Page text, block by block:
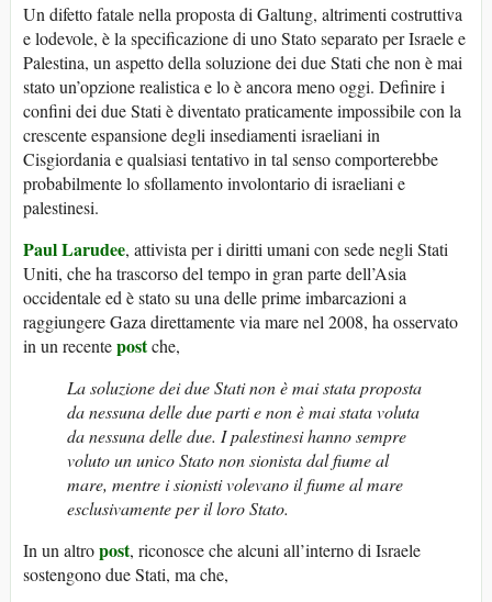
Un difetto fatale nella proposta di Galtung, altrimenti costruttiva
e lodevole, è la specificazione di uno Stato separato per Israele e
Palestina, un aspetto della soluzione dei due Stati che non è mai
stato un’opzione realistica e lo è ancora meno oggi. Definire i
confini dei due Stati è diventato praticamente impossibile con la
crescente espansione degli insediamenti israeliani in
Cisgiordania e qualsiasi tentativo in tal senso comporterebbe
probabilmente lo sfollamento involontario di israeliani e
palestinesi.
Paul Larudee, attivista per i diritti umani con sede negli Stati
Uniti, che ha trascorso del tempo in gran parte dell’Asia
occidentale ed è stato su una delle prime imbarcazioni a
raggiungere Gaza direttamente via mare nel 2008, ha osservato
in un recentepostche,
La soluzione dei due Stati non è mai stata proposta
da nessuna delle due parti e non è mai stata voluta
da nessuna delle due. I palestinesi hanno sempre
voluto un unico Stato non sionista dal fiume al
mare, mentre i sionisti volevano il fiume al mare
esclusivamente per il loro Stato.
In un altropost, riconosce che alcuni all’interno di Israele
sostengono due Stati, ma che,